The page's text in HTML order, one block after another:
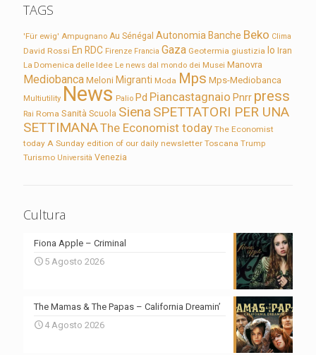
TAGS
'Für ewig' Ampugnano Au Sénégal Autonomia Banche Beko Clima
David Rossi En RDC Firenze Francia Gaza Geotermia giustizia Io Iran
La Domenica delle Idee Le news dal mondo dei Musei Manovra
Mediobanca Meloni Migranti Moda Mps Mps-Mediobanca
Multiutility News Palio Pd Piancastagnaio Pnrr press
Rai Roma Sanità Scuola Siena SPETTATORI PER UNA
SETTIMANAThe Economist today The Economist
today A Sunday edition of our daily newsletter Toscana Trump
Turismo Università Venezia
Cultura
Fiona Apple – Criminal
5 Agosto 2026
The Mamas & The Papas – California Dreamin’
4 Agosto 2026